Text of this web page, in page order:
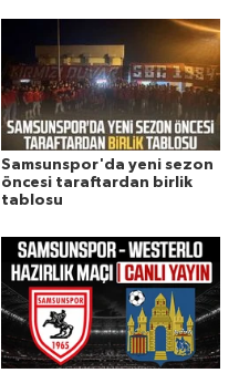
Samsunspor'da yeni sezon
öncesi taraftardan birlik
tablosu